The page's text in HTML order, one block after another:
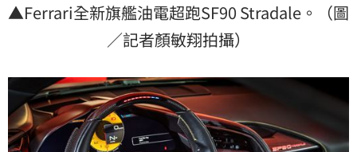
▲Ferrari全新旗艦油電超跑SF90 Stradale。（圖
／記者顏敏翔拍攝）